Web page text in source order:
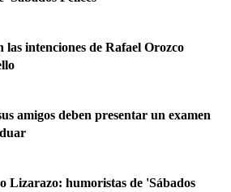
las intenciones de Rafael Orozco
amigos deben presentar un examen
Lizarazo: humoristas de 'Sábados